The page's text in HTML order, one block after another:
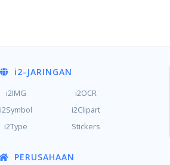
i2-JARINGAN
i2IMG
i2OCR
i2Symbol
i2Clipart
i2Type Stickers
PERUSAHAAN